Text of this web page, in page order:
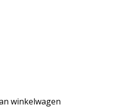
winkelwagen